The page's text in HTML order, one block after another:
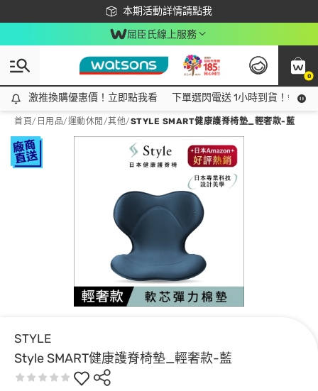
本期活動詳情請點我
下載app最高回饋$350
屈臣氏線上服務
0
激推換購優惠價！立即點我看
激推換購優惠價！立即點我看 下單選閃電送 1小時到貨！領神
首頁/ 日用品/運動休閒 /其他/STYLE SMART健康護脊椅墊_輕奢款-藍
STYLE
Style SMART健康護脊椅墊_輕奢款-藍